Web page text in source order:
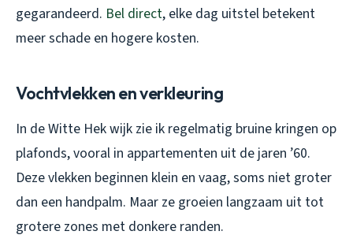
gegarandeerd. Bel direct, elke dag uitstel betekent
meer schade en hogere kosten.
Vochtvlekken en verkleuring
In de Witte Hek wijk zie ik regelmatig bruine kringen op
plafonds, vooral in appartementen uit de jaren ’60.
Deze vlekken beginnen klein en vaag, soms niet groter
dan een handpalm. Maar ze groeien langzaam uit tot
grotere zones met donkere randen.